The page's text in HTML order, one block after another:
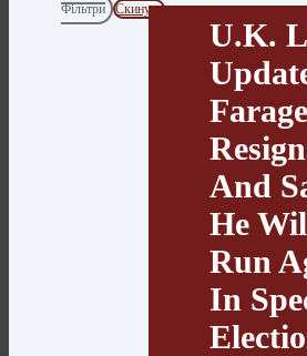
Фільтри
Скинути
U.K.
Farage
And
He
Run
In